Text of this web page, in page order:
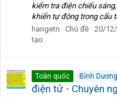
kiểm tra điện chiếu
khiển tự động trong cấu
hangetn
Chủ đề 20/
tạo
Toàn quốc Bình Dương
điện tử - Chuyên